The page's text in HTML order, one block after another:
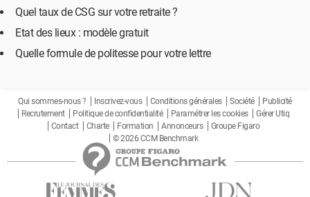
Quel taux de CSG sur votre retraite ?
Etat des lieux : modèle gratuit
Quelle formule de politesse pour votre lettre
Qui sommes-nous ? Inscrivez-vous Conditions générales Société
Publicité
Recrutement
Politique de confidentialité Paramétrer les cookies
Gérer Utiq
Contact
Charte Formation Annonceurs
Groupe Figaro
© 2026 CCM Benchmark